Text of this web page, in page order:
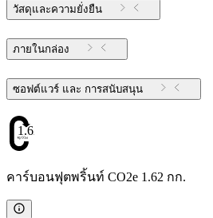
วัสดุและความยั่งยืน
ภายในกล่อง
ซอฟต์แวร์ และ การสนับสนุน
1.62
คาร์บอนฟุตพริ้นท์ CO2e 1.62 กก.